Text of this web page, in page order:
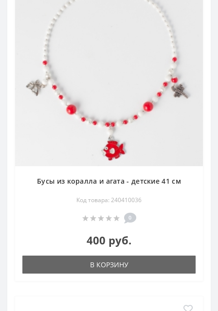
Бусы из коралла и агата - детские 41 см
Код товара: 240410036
0
400 руб.
В КОРЗИНУ